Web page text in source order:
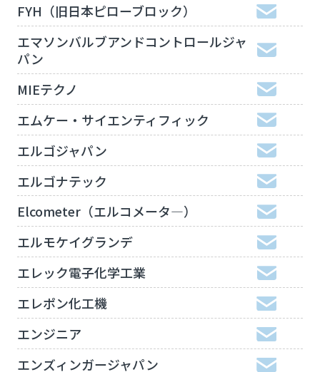
FYH（旧日本ピローブロック）
エマソンバルブアンドコントロールジャ
パン
MIEテクノ
エムケー・サイエンティフィック
エルゴジャパン
エルゴナテック
Elcometer（エルコメータ―）
エルモケイグランデ
エレック電子化学工業
エレポン化工機
エンジニア
エンズィンガージャパン